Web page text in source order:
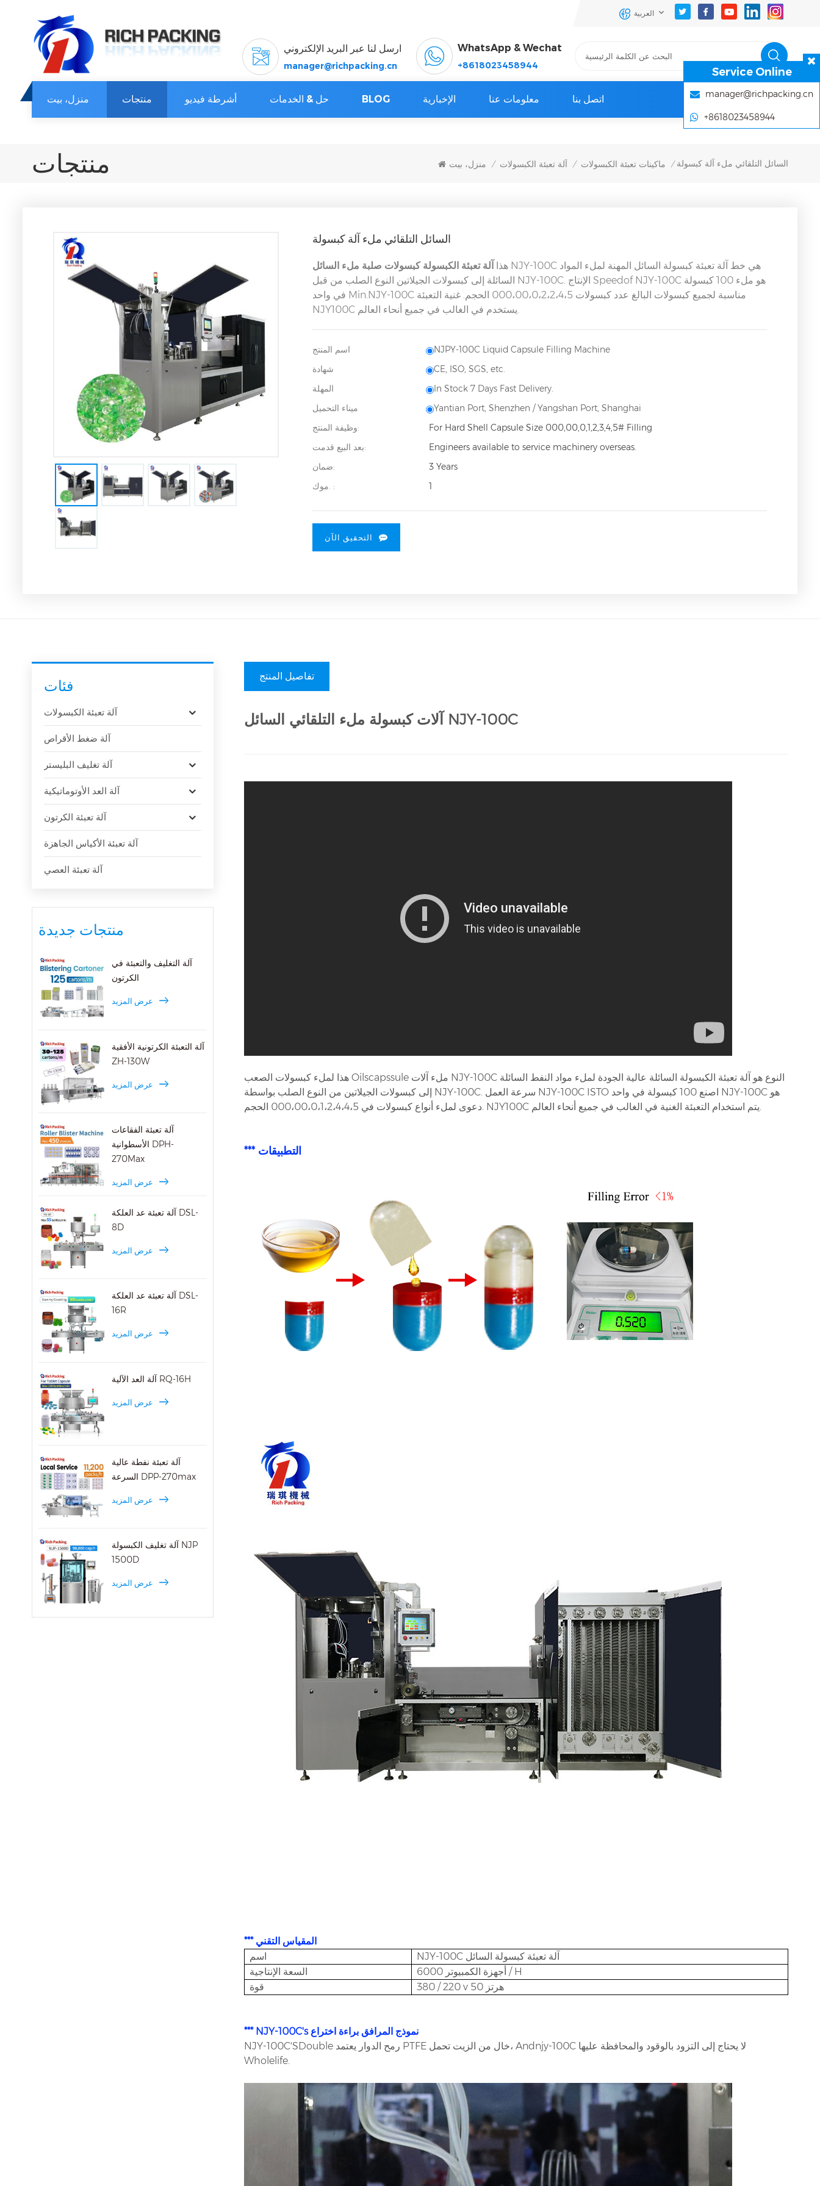
العربية
ارسل لنا عبر البريد الإلكتروني
manager@richpacking.cn
WhatsApp & Wechat
+8618023458944
منزل، بيت منتجات أشرطة فيديو حل & الخدمات BLOG الإخبارية معلومات عنا اتصل بنا
منتجات منزل، بيت / آلة تعبئة الكبسولات / ماكينات تعبئة الكبسولات / السائل التلقائي ملء آلة كبسولة
السائل التلقائي ملء آلة كبسولة
هذا آلة تعبئة الكبسولة كبسولات صلبة ملء السائل
NJY-100C هي خط آلة تعبئة كبسولة السائل المهنة لملء المواد
السائلة إلى كبسولات الجيلاتين النوع الصلب من قبل NJY-100C. الإنتاج Speedof NJY-100C هو ملء 100 كبسولة
في واحد Min.NJY-100C مناسبة لجميع كبسولات البالغ عدد كبسولات 000،00،0،2،2،4،5 الحجم. غنية التعبئة
NJY100C يستخدم في الغالب في جميع أنحاء العالم.
اسم المنتج
NJPY-100C Liquid Capsule Filling Machine
شهادة
CE, ISO, SGS, etc.
المهلة
In Stock 7 Days Fast Delivery.
ميناء التحميل
Yantian Port, Shenzhen / Yangshan Port, Shanghai
وظيفة المنتج:
For Hard Shell Capsule Size 000,00,0,1,2,3,4,5# Filling
بعد البيع قدمت:
Engineers available to service machinery overseas.
ضمان:
3 Years
موك. :
1
التحقيق الآن
فئات
آلة تعبئة الكبسولات
آلة ضغط الأقراص
آلة تغليف البليستر
آلة العد الأوتوماتيكية
آلة تعبئة الكرتون
آلة تعبئة الأكياس الجاهزة
آلة تعبئة العصي
منتجات جديدة
آلة التغليف والتعبئة في
الكرتون
عرض المزيد
آلة التعبئة الكرتونية الأفقية
ZH-130W
عرض المزيد
آلة تعبئة الفقاعات
الأسطوانية DPH-
270Max
عرض المزيد
آلة تعبئة عد العلكة DSL-
8D
عرض المزيد
آلة تعبئة عد العلكة DSL-
16R
عرض المزيد
آلة العد الآلية RQ-16H
عرض المزيد
آلة تعبئة نفطة عالية
السرعة DPP-270max
عرض المزيد
آلة تغليف الكبسولة NJP
1500D
عرض المزيد
تفاصيل المنتج
آلات كبسولة ملء التلقائي السائل NJY-100C
هذا لملء كبسولات الصعب Oilscapssule ملء آلات NJY-100C النوع هو آلة تعبئة الكبسولة السائلة عالية الجودة لملء مواد النفط السائلة
إلى كبسولات الجيلاتين من النوع الصلب بواسطة NJY-100C. سرعة العمل NJY-100C ISTO اصنع 100 كبسولة في واحد NJY-100C هو
دعوى لملء أنواع كبسولات في 000،00،0،1،2،4،4،5 الحجم. NJY100C يتم استخدام التعبئة الغنية في الغالب في جميع أنحاء العالم.
*** التطبيقات
*** المقياس التقني
اسم
NJY-100C آلة تعبئة كبسولة السائل
السعة الإنتاجية
6000 أجهزة الكمبيوتر / H
قوة
380 / 220 v 50 هرتز
*** NJY-100C's نموذج المرافق براءة اختراع
NJY-100C'SDouble رمح الدوار يعتمد PTFE خال من الزيت تحمل، Andnjy-100C لا يحتاج إلى التزود بالوقود والمحافظة عليها
Wholelife.
Service Online
manager@richpacking.cn
+8618023458944